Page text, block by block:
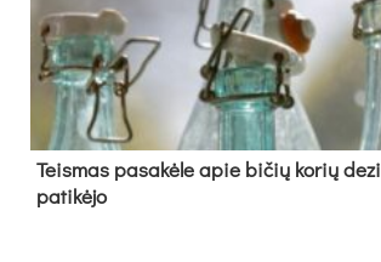
Teis­mas pa­sa­kė­le apie bi­čių ko­rių
pa­ti­kė­jo